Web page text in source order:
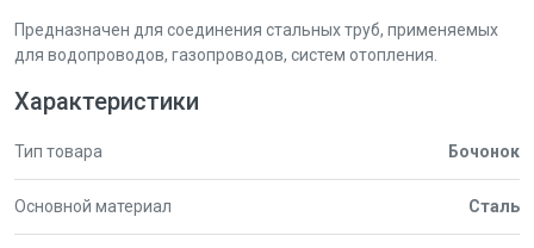
Предназначен для соединения стальных труб, применяемых
для водопроводов, газопроводов, систем отопления.
Характеристики
Тип товара Бочонок
Основной материал Сталь